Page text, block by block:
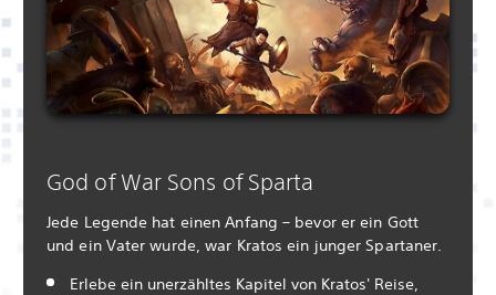
God of War Sons of Sparta
Jede Legende hat einen Anfang – bevor er ein Gott
und ein Vater wurde, war Kratos ein junger Spartaner.
Erlebe ein unerzähltes Kapitel von Kratos' Reise,